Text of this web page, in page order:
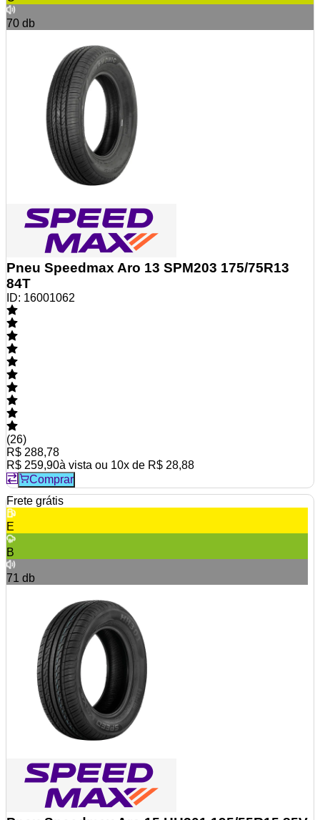
70 db
Pneu Speedmax Aro 13 SPM203 175/75R13
84T
ID: 16001062
(26)
R$ 288,78
R$ 259,90à vista ou 10x de R$ 28,88
Comprar
Frete grátis
E
B
71 db